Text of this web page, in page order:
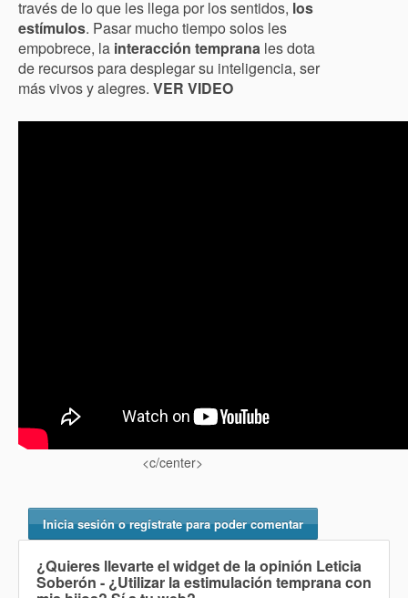
través de lo que les llega por los sentidos, los
estímulos. Pasar mucho tiempo solos les
empobrece, la interacción temprana les dota
de recursos para desplegar su inteligencia, ser
más vivos y alegres. VER VIDEO
<c/center>
Inicia sesión o regístrate para poder comentar
¿Quieres llevarte el widget de la opinión Leticia
Soberón - ¿Utilizar la estimulación temprana con